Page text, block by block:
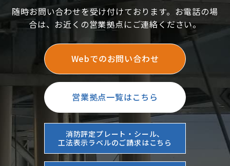
随時お問い合わせを受け付けております。お電話の場
合は、お近くの営業拠点にご連絡ください。
Webでのお問い合わせ
営業拠点一覧はこちら
消防評定プレート・シール、
工法表示ラベルのご請求はこちら